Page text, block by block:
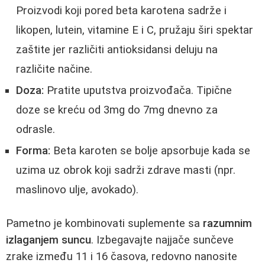
Proizvodi koji pored beta karotena sadrže i
likopen, lutein, vitamine E i C, pružaju širi spektar
zaštite jer različiti antioksidansi deluju na
različite načine.
Doza: Pratite uputstva proizvođača. Tipične
doze se kreću od 3mg do 7mg dnevno za
odrasle.
Forma: Beta karoten se bolje apsorbuje kada se
uzima uz obrok koji sadrži zdrave masti (npr.
maslinovo ulje, avokado).
Pametno je kombinovati suplemente sa razumnim
izlaganjem suncu. Izbegavajte najjače sunčeve
zrake između 11 i 16 časova, redovno nanosite